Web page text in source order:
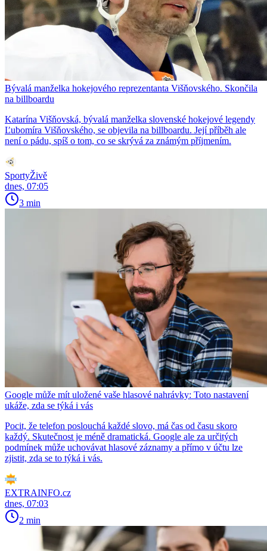
Bývalá manželka hokejového reprezentanta Višňovského. Skončila
na billboardu
Katarína Višňovská, bývalá manželka slovenské hokejové legendy
Ľubomíra Višňovského, se objevila na billboardu. Její příběh ale
není o pádu, spíš o tom, co se skrývá za známým příjmením.
SportyŽivě
dnes, 07:05
3 min
Google může mít uložené vaše hlasové nahrávky: Toto nastavení
ukáže, zda se týká i vás
Pocit, že telefon poslouchá každé slovo, má čas od času skoro
každý. Skutečnost je méně dramatická. Google ale za určitých
podmínek může uchovávat hlasové záznamy a přímo v účtu lze
zjistit, zda se to týká i vás.
EXTRAINFO.cz
dnes, 07:03
2 min